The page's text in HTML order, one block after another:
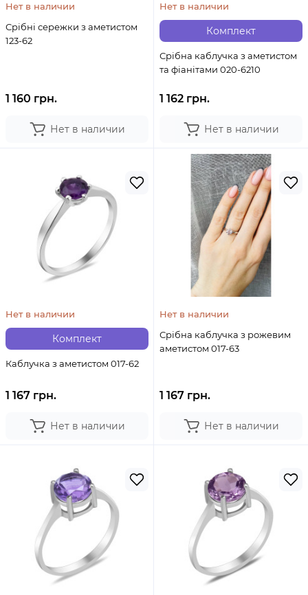
Нет в наличии
Срібні сережки з аметистом
123-62
1 160 грн.
Нет в наличии
Комплект
Нет в наличии
Срібна каблучка з аметистом
та фіанітами 020-6210
1 162 грн.
Нет в наличии
Комплект
Нет в наличии
Каблучка з аметистом 017-62
1 167 грн.
Нет в наличии
Нет в наличии
Срібна каблучка з рожевим
аметистом 017-63
1 167 грн.
Нет в наличии